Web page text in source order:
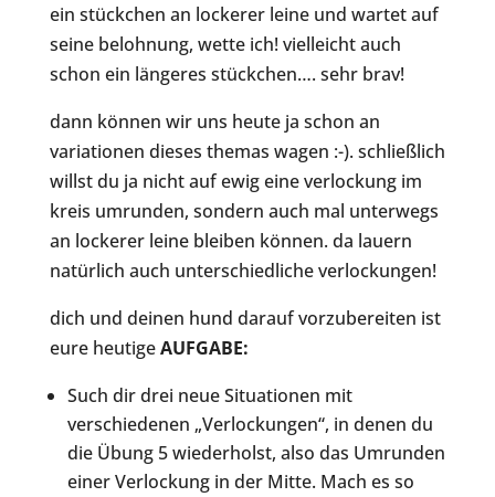
ein stückchen an lockerer leine und wartet auf
seine belohnung, wette ich! vielleicht auch
schon ein längeres stückchen…. sehr brav!
dann können wir uns heute ja schon an
variationen dieses themas wagen :-). schließlich
willst du ja nicht auf ewig eine verlockung im
kreis umrunden, sondern auch mal unterwegs
an lockerer leine bleiben können. da lauern
natürlich auch unterschiedliche verlockungen!
dich und deinen hund darauf vorzubereiten ist
eure heutigeAUFGABE:
Such dir drei neue Situationen mit
verschiedenen „Verlockungen“, in denen du
die Übung 5 wiederholst, also das Umrunden
einer Verlockung in der Mitte. Mach es so